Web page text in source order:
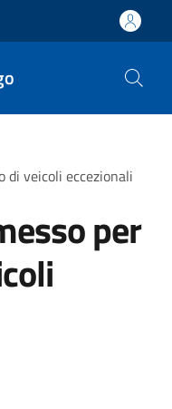
di veicoli eccezionali
per